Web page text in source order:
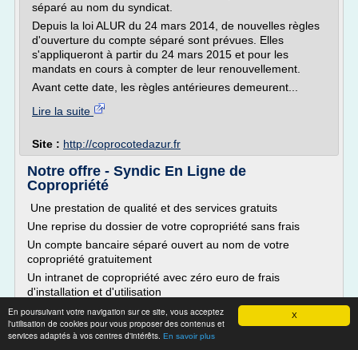
X
En poursuivant votre navigation sur ce site, vous acceptez
l'utilisation de cookies pour vous proposer des contenus et
services adaptés à vos centres d'intérêts. En savoir plus
séparé au nom du syndicat.
Depuis la loi ALUR du 24 mars 2014, de nouvelles règles
d'ouverture du compte séparé sont prévues. Elles
s'appliqueront à partir du 24 mars 2015 et pour les
mandats en cours à compter de leur renouvellement.
Avant cette date, les règles antérieures demeurent...
Lire la suite
Site : http://coprocotedazur.fr
Notre offre - Syndic En Ligne de
Copropriété
Une prestation de qualité et des services gratuits
Une reprise du dossier de votre copropriété sans frais
Un compte bancaire séparé ouvert au nom de votre
copropriété gratuitement
Un intranet de copropriété avec zéro euro de frais
d'installation et d'utilisation
Accès aux documents électroniques gratuit